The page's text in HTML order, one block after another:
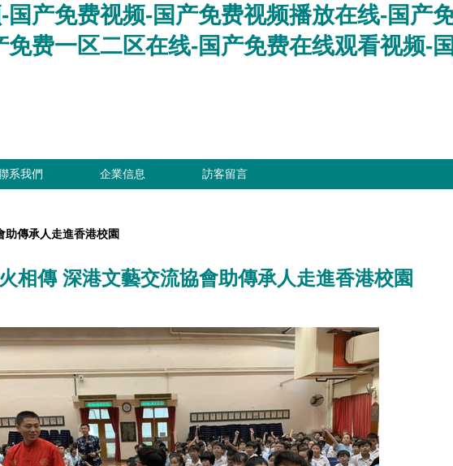
产免费视频-国产免费视频播放在线-国产
费一区二区在线-国产免费在线观看视频-
系我們 企業信息 訪客留言
助傳承人走進香港校園
相傳 深港文藝交流協會助傳承人走進香港校園